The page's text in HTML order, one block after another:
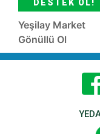
DESTEK OL!
Yeşilay Market
Gönüllü Ol